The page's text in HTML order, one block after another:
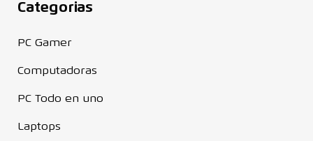
Categorias
PC Gamer
Computadoras
PC Todo en uno
Laptops